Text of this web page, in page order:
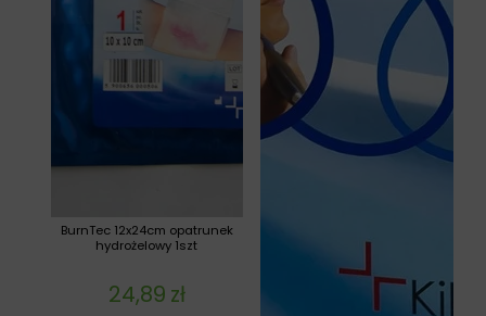
BurnTec 12x24cm opatrunek
hydrożelowy 1szt
24,89 zł